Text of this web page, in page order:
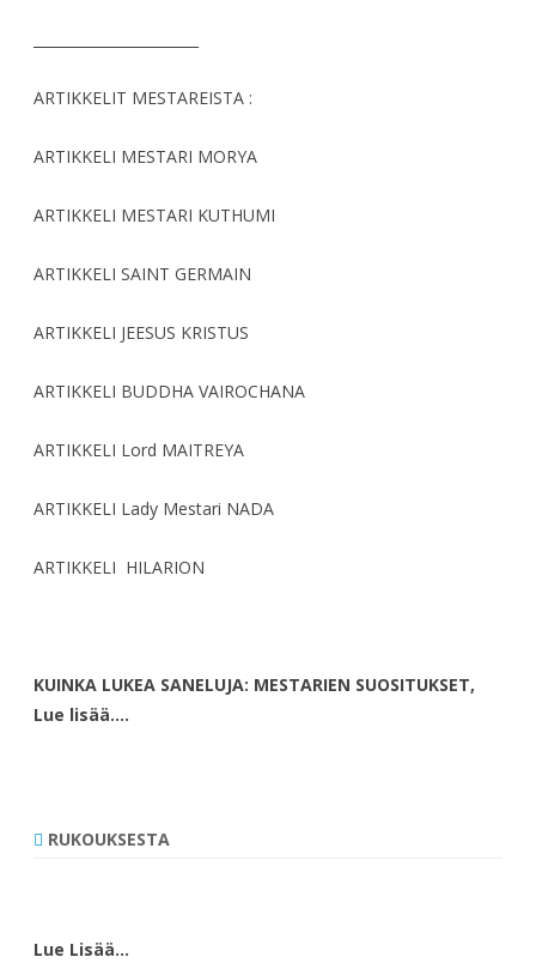
ARTIKKELIT MESTAREISTA :
ARTIKKELI MESTARI MORYA
ARTIKKELI MESTARI KUTHUMI
ARTIKKELI SAINT GERMAIN
ARTIKKELI JEESUS KRISTUS
ARTIKKELI BUDDHA VAIROCHANA
ARTIKKELI Lord MAITREYA
ARTIKKELI Lady Mestari NADA
ARTIKKELI HILARION
KUINKA LUKEA SANELUJA: MESTARIEN SUOSITUKSET,
Lue lisää….
RUKOUKSESTA
Lue Lisää…